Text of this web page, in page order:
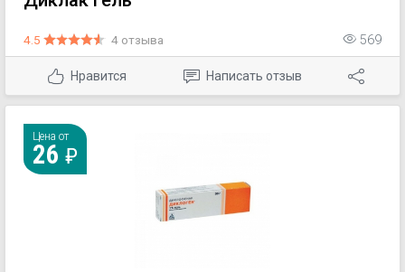
4.5 4 отзыва 569
Нравится Написать отзыв
Цена от
26